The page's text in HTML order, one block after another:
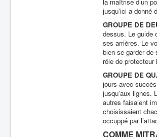
jusqu’ici a donné
GROUPE DE
dessus. Le guide
ses arrières. Le
bien se garder de
rôle de
GROUPE DE
jours avec
jusqu’aux lignes.
autres faisaient
choisissaient
occuppé par
COMME